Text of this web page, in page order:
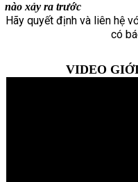
nào xảy ra trước
Hãy quyết định và liên hệ
có
VIDEO